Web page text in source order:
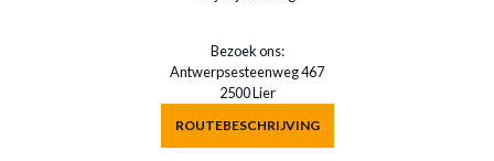
Bezoek ons:
Antwerpsesteenweg 467
2500 Lier
ROUTEBESCHRIJVING